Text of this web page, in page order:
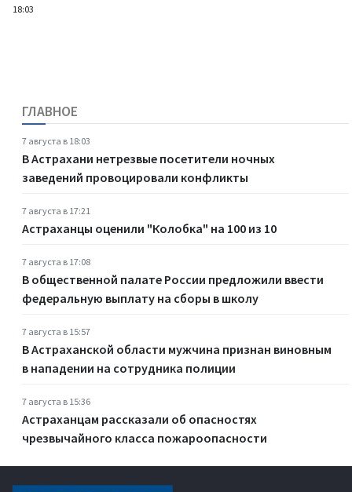
18:03
ГЛАВНОЕ
7 августа в 18:03
В Астрахани нетрезвые посетители ночных
заведений провоцировали конфликты
7 августа в 17:21
Астраханцы оценили "Колобка" на 100 из 10
7 августа в 17:08
В общественной палате России предложили ввести
федеральную выплату на сборы в школу
7 августа в 15:57
В Астраханской области мужчина признан виновным
в нападении на сотрудника полиции
7 августа в 15:36
Астраханцам рассказали об опасностях
чрезвычайного класса пожароопасности